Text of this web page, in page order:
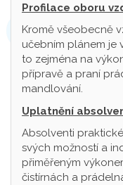
Profilace oboru
Kromě všeobecně
učebním plánem je
to zejména na
přípravě a praní
mandlování.
Uplatnění
Absolventi
svých možností a
přiměřeným
čistírnách a